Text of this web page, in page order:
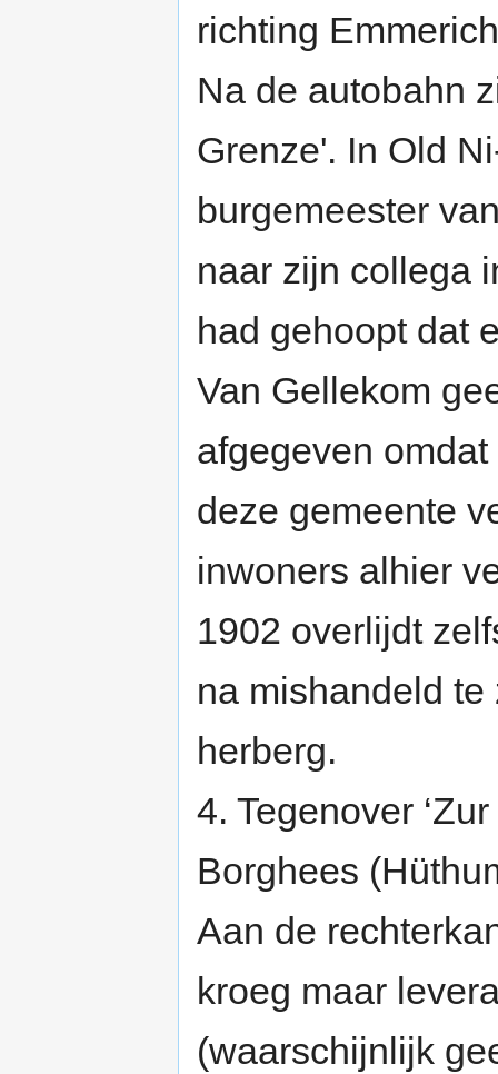
richting
Na de autobahn
Grenze'. In Old
burgemeester
naar zijn collega
had gehoopt dat
Van Gellekom
afgegeven
deze gemeente
inwoners alhier
1902 overlijdt
na mishandeld
herberg.
4. Tegenover
Borghees
Aan de
kroeg maar
(waarschijnlijk